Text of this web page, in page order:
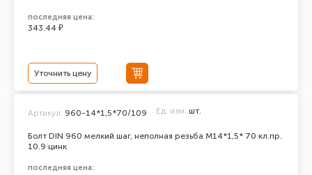
последняя цена:
343.44 ₽
Уточнить цену
Болт DIN 960 мелкий шаг, неполная резьба M14*1,5* 70 кл.пр.
10.9 цинк
Артикул: 960-14*1,5*70/109 Ед. изм. шт.
последняя цена: